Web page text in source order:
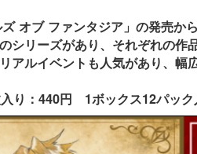
オブ ファンタジア」の発売か
シリーズがあり、それぞれの作
アルイベントも人気があり、幅
り：440円 1ボックス12パッ